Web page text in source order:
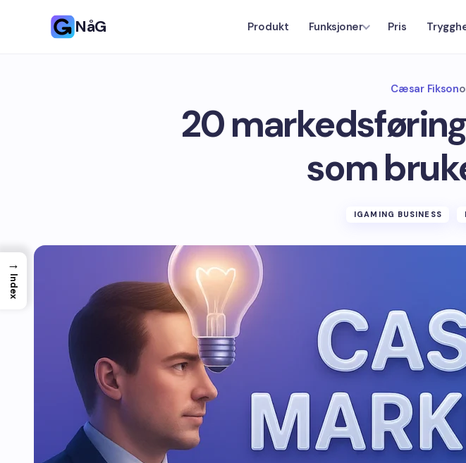
NåG Produkt Funksjoner Pris
Cæsar Fikson
20
som
IGAMING BUSINESS
→
Index